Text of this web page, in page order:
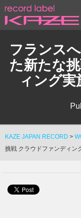
フランス
た新たな
ィング実
KAZE JAPAN RECORD >
挑戦 クラウドファンディン